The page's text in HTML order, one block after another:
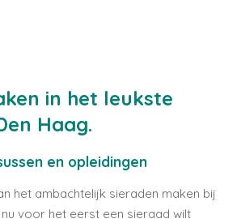
in het leukste
Haag.
en opleidingen
het ambachtelijk sieraden maken bij
voor het eerst een sieraad wilt